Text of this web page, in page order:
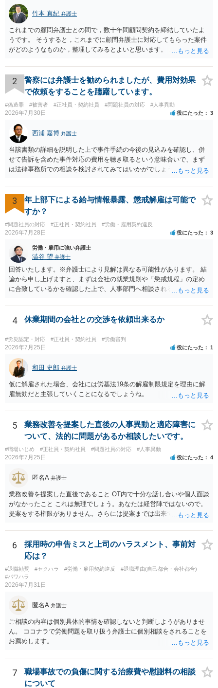
竹本 真紀 弁護士
これまでの顧問弁護士との間で，数十年間顧問契約を締結していたよ
うです。 そうすると，これまでに顧問弁護士に対応してもらった案件
がどのようなものか，整理してみるとよいと思います。 これにより，
事務所を比較した上で，弁護士と面談をする際，そのような案件に対
応してもらえるのかが重要だと思います。 ただ，組合員の相談内容に
ついて，分野を絞っているのか，それともどのような分野でもよいと
いうことで法律相談を依頼しているかの観点も重要です。 組合員とす
れば，相談だけではなく，できれば受任まで考えている場合も多いと
思います。 そうすると，労働組合としての相談だけではなく，基本的
に全ての分野を対象にして考える必要もあるかもしれません。 そうで
ないと，相談内容によって，対応が変わってしまうこともあると思い
ます。 組合員の相談についても，基本的に受任まで考えてもらえるこ
とができるのかも検討要素の一つかもしれません。
2
警察には弁護士を勧められましたが、費用対効果
で依頼をすることを躊躇しています。
#偽造罪 #被害者 #正社員・契約社員 #問題社員の対応 #人事異動
2026年7月30日 役にたった 3
西浦 嘉博 弁護士
当該書類の詳細を説明した上で事件手続の今後の見込みを確認し、併
せて告訴を含めた事件対応の費用を聴き取るという意味合いで、まず
は法律事務所での相談を検討されてみてはいかがでしょうか。 上記、
3
年上部下による給与情報暴露、懲戒解雇は可能で
すか？
#問題社員の対応 #正社員・契約社員 #労働・雇用契約違反
2026年7月28日 役にたった 3
労働・雇用に強い弁護士
澁谷 望 弁護士
回答いたします。※弁護士により見解は異なる可能性があります。 結
論から申し上げますと、まずは会社の就業規則や「懲戒規程」の定め
に合致しているかを確認した上で、人事部門へ相談されることが最優
ものの、重い懲戒処分の対象には十分なり得ます。 名誉や評価の回復
については、会社側に「部下の不正行為による情報漏洩」と正式に認
定させ、誤認した他部署への適切なフォローや周知を求めるのが有効
です。 あるいは、懲戒があったことを社内で周知される手続があるの
ならば、それにより軽微ながら回復はできるかもしれません。 さらに
個人としても、相手に対してプライバシー侵害等に基づく損害賠償
（慰謝料）を請求する選択肢がありえます（ただし、金額は多額にな
らない可能性があります。）。
4 休業期間の会社との交渉を依頼出来るか
#労災認定・対応 #正社員・契約社員 #労働審判
2026年7月25日 役にたった 1
和田 史郎 弁護士
仮に解雇された場合、会社には労基法19条の解雇制限規定を理由に解
雇無効だと主張していくことになるでしょうね。
5
業務改善を提案した直後の人事異動と適応障害に
ついて、法的に問題があるか相談したいです。
#職場いじめ #正社員・契約社員 #問題社員の対応 #人事異動
2026年7月25日 役にたった 4
匿名A 弁護士
業務改善を提案した直後であること OT内で十分な話し合いや個人面談
がなかったこと これは無理でしょう。あなたは経営陣ではないので。
提案をする権限がありません。さらには提案までは出来ても、会社が
況を報告する義務もありません。 権限がないことをして、相手が応じ
ないのは当然で、それで適応障害になっても、そもそも相手は適法で
すので、対応は難しいでしょう。
6
採用時の申告ミスと上司のハラスメント、事前対
応は？
#退職勧奨 #セクハラ #労働・雇用契約違反
#退職理由(自己都合・会社都合)
#パワハラ
2026年7月31日
匿名A 弁護士
ご相談の内容は個別具体的事情を確認しないと判断しようがありませ
ん。 ココナラで労働問題を取り扱う弁護士に個別相談をされることを
お薦めします。
7
職場事故での負傷に関する治療費や慰謝料の相談
について